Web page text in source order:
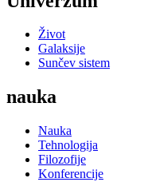
Život
Galaksije
Sunčev sistem
nauka
Nauka
Tehnologija
Filozofije
Konferencije